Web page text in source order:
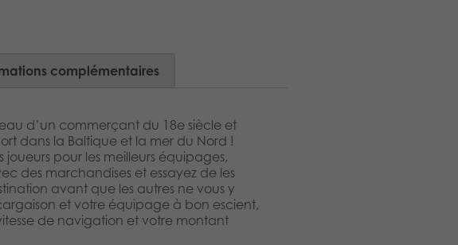
complémentaires
d’un commerçant du 18e siècle et
dans la Baltique et la mer du Nord !
joueurs pour les meilleurs équipages,
des marchandises et essayez de les
avant que les autres ne vous y
et votre équipage à bon escient,
de navigation et votre montant